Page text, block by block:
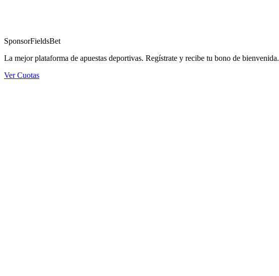
SponsorFieldsBet
La mejor plataforma de apuestas deportivas. Regístrate y recibe tu bono de bienvenida.
Ver Cuotas